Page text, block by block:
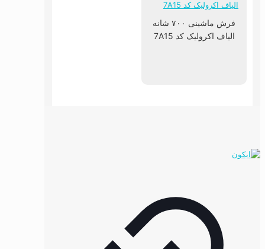
فرش ماشینی ۷۰۰ شانه
الیاف اکرولیک کد 7A15